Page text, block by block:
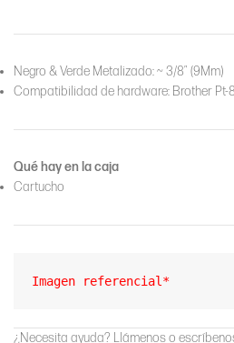
Negro & Verde Metalizado: ~ 3/8″ (9Mm)
Compatibilidad de hardware: Brother Pt-
Qué hay en la caja
Cartucho
Imagen referencial*
¿Necesita ayuda? Llámenos o